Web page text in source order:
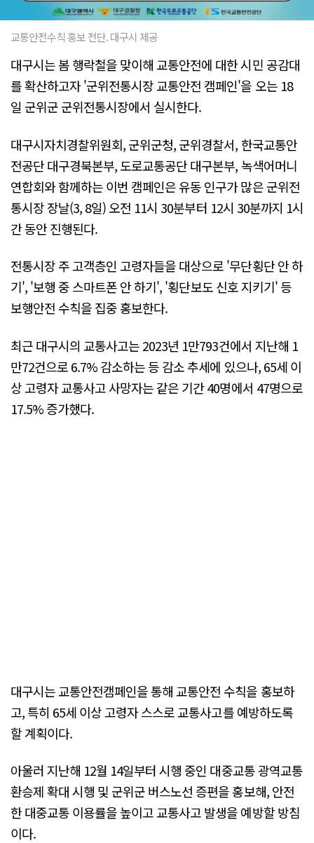
교통안전수칙 홍보 전단. 대구시 제공
대구시는 봄 행락철을 맞이해 교통안전에 대한 시민 공감대
를 확산하고자 '군위전통시장 교통안전 캠페인'을 오는 18
일 군위군 군위전통시장에서 실시한다.
대구시자치경찰위원회, 군위군청, 군위경찰서, 한국교통안
전공단 대구경북본부, 도로교통공단 대구본부, 녹색어머니
연합회와 함께하는 이번 캠페인은 유동 인구가 많은 군위전
통시장 장날(3, 8일) 오전 11시 30분부터 12시 30분까지 1시
간 동안 진행된다.
전통시장 주 고객층인 고령자들을 대상으로 '무단횡단 안 하
기', '보행 중 스마트폰 안 하기', '횡단보도 신호 지키기' 등
보행안전 수칙을 집중 홍보한다.
최근 대구시의 교통사고는 2023년 1만793건에서 지난해 1
만72건으로 6.7% 감소하는 등 감소 추세에 있으나, 65세 이
상 고령자 교통사고 사망자는 같은 기간 40명에서 47명으로
17.5% 증가했다.
대구시는 교통안전캠페인을 통해 교통안전 수칙을 홍보하
고, 특히 65세 이상 고령자 스스로 교통사고를 예방하도록
할 계획이다.
아울러 지난해 12월 14일부터 시행 중인 대중교통 광역교통
환승제 확대 시행 및 군위군 버스노선 증편을 홍보해, 안전
한 대중교통 이용률을 높이고 교통사고 발생을 예방할 방침
이다.